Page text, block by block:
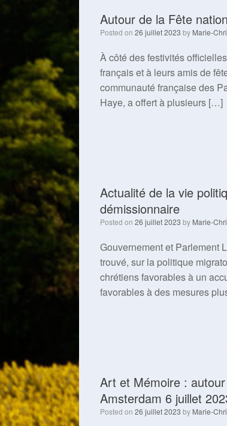
Autour de la Fête
Posted on 26 juillet 2023 by Marie-
À côté des festivités
français et à leurs amis de
communauté française des
Haye, a offert à plusieurs […]
Actualité de la vie
démissionnaire
Posted on 26 juillet 2023 by Marie-
Gouvernement et Parlement
trouvé, sur la politique
chrétiens favorables à un
favorables à des mesures
Art et Mémoire :
Amsterdam 6 juillet
Posted on 26 juillet 2023 by Marie-